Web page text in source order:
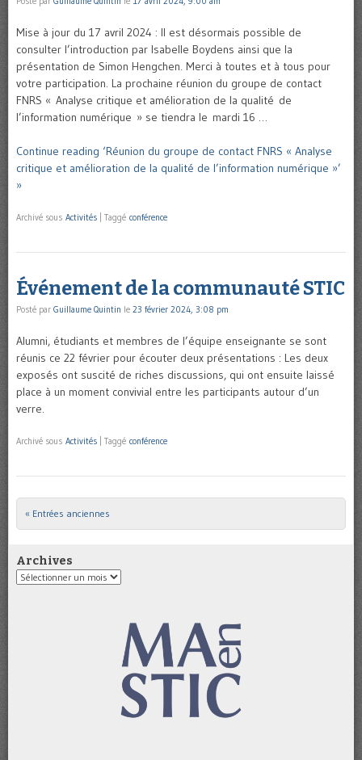
Mise à jour du 17 avril 2024 : Il est désormais possible de
consulter l’introduction par Isabelle Boydens ainsi que la
présentation de Simon Hengchen. Merci à toutes et à tous pour
votre participation. La prochaine réunion du groupe de contact
FNRS « Analyse critique et amélioration de la qualité de
l’information numérique » se tiendra le mardi 16 …
Continue reading ‘Réunion du groupe de contact FNRS « Analyse
critique et amélioration de la qualité de l’information numérique »’
»
Archivé sous Activités Taggé conférence
Événement de la communauté STIC
Posté par Guillaume Quintin le 23 février 2024, 3:08 pm
Alumni, étudiants et membres de l’équipe enseignante se sont
réunis ce 22 février pour écouter deux présentations : Les deux
exposés ont suscité de riches discussions, qui ont ensuite laissé
place à un moment convivial entre les participants autour d’un
verre.
Archivé sous Activités Taggé conférence
Post navigation
« Entrées anciennes
Archives
Archives